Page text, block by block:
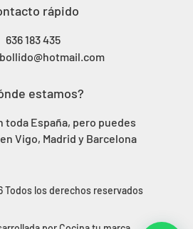
rápido
636 183 435
estamos?
toda España, pero puedes
Vigo, Madrid y Barcelona
los derechos reservados